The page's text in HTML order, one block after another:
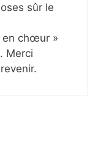
sûr le
en chœur »
Merci